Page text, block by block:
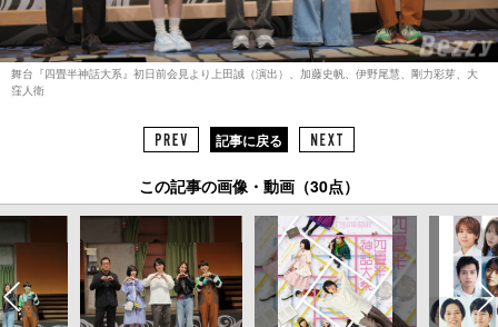
舞台『四畳半神話大系』初日前会見より上田誠（演出）、加藤史帆、伊野尾慧、剛力彩芽、大
窪人衛
記事に戻る
この記事の画像・動画（30点）